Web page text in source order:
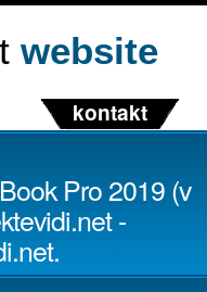
website
kontakt
Pro 2019 (v
-